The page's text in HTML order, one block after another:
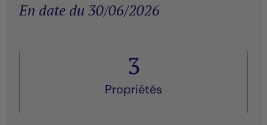
En date du 30/06/2026
3
Propriétés